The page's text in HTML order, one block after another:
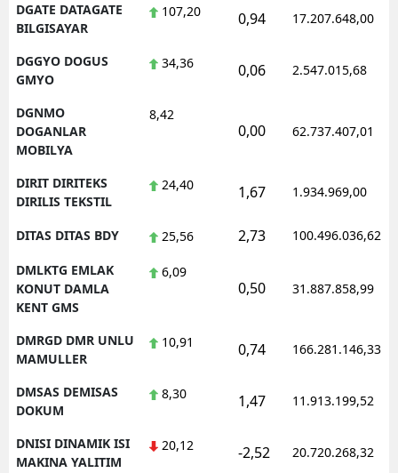
DGATE DATAGATE
BILGISAYAR
107,20 0,94 17.207.648,00
DGGYO DOGUS
GMYO
34,36 0,06 2.547.015,68
DGNMO
DOGANLAR
MOBILYA
8,42
0,00 62.737.407,01
DIRIT DIRITEKS
DIRILIS TEKSTIL
24,40 1,67 1.934.969,00
DITAS DITAS BDY 25,56 2,73 100.496.036,62
DMLKTG EMLAK
KONUT DAMLA
KENT GMS
6,09
0,50 31.887.858,99
DMRGD DMR UNLU
MAMULLER
10,91 0,74 166.281.146,33
DMSAS DEMISAS
DOKUM
8,30 1,47 11.913.199,52
DNISI DINAMIK ISI
MAKINA YALITIM
20,12 -2,52 20.720.268,32